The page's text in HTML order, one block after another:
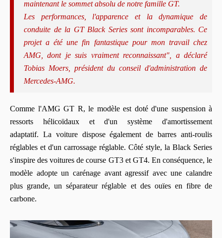
maintenant le sommet absolu de notre famille GT.
Les performances, l'apparence et la dynamique de
conduite de la GT Black Series sont incomparables. Ce
projet a été une fin fantastique pour mon travail chez
AMG, dont je suis vraiment reconnaissant", a déclaré
Tobias Moers, président du conseil d'administration de
Mercedes-AMG.
Comme l'AMG GT R, le modèle est doté d'une suspension à
ressorts hélicoïdaux et d'un système d'amortissement
adaptatif. La voiture dispose également de barres anti-roulis
réglables et d'un carrossage réglable. Côté style, la Black Series
s'inspire des voitures de course GT3 et GT4. En conséquence, le
modèle adopte un carénage avant agressif avec une calandre
plus grande, un séparateur réglable et des ouïes en fibre de
carbone.